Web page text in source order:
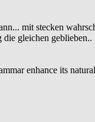
mit stecken
gleichen geblieben..
enhance its